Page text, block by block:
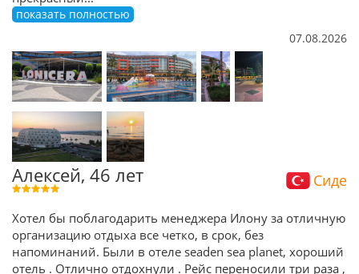
показать полностью
07.08.2026
Алексей, 46 лет Сиде
Хотел бы поблагодарить менеджера Илону за отличную
организацию отдыха все четко, в срок, без
напоминаний. Были в отеле seaden sea planet, хороший
отель . Отлично отдохнули . Рейс переносили три раза ,